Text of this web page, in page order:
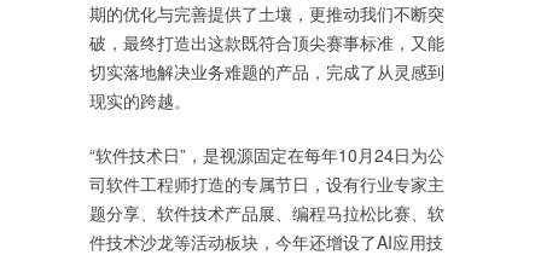
期的优化与完善提供了土壤，更推动我们不断突
破，最终打造出这款既符合顶尖赛事标准，又能
切实落地解决业务难题的产品，完成了从灵感到
现实的跨越。
“软件技术日”，是视源固定在每年10月24日为公
司软件工程师打造的专属节日，设有行业专家主
题分享、软件技术产品展、编程马拉松比赛、软
件技术沙龙等活动板块，今年还增设了AI应用技